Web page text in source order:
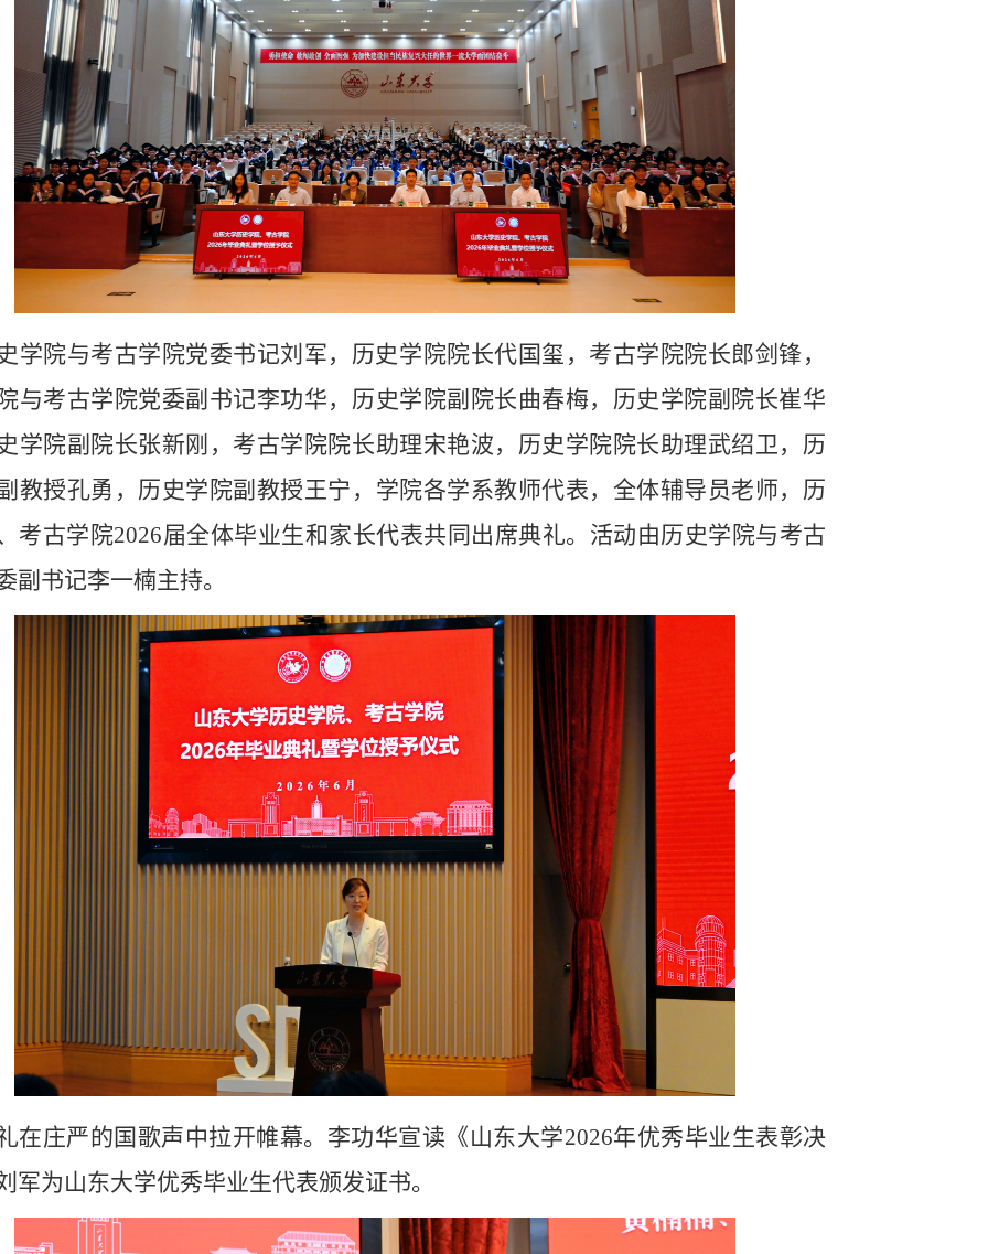
学院与考古学院党委书记刘军，历史学院院长代国玺，考古学院院长郎剑锋，
与考古学院党委副书记李功华，历史学院副院长曲春梅，历史学院副院长崔华
学院副院长张新刚，考古学院院长助理宋艳波，历史学院院长助理武绍卫，历
教授孔勇，历史学院副教授王宁，学院各学系教师代表，全体辅导员老师，历
考古学院2026届全体毕业生和家长代表共同出席典礼。活动由历史学院与考古
副书记李一楠主持。
在庄严的国歌声中拉开帷幕。李功华宣读《山东大学2026年优秀毕业生表彰决
军为山东大学优秀毕业生代表颁发证书。